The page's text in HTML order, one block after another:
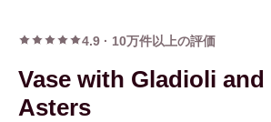
4.9 · 10万件以上の評価
Vase with Gladioli and
Asters